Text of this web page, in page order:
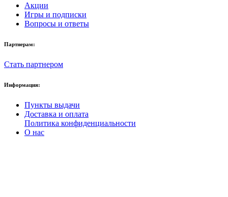
Акции
Игры и подписки
Вопросы и ответы
Партнерам:
Стать партнером
Информация:
Пункты выдачи
Доставка и оплата
Политика конфиденциальности
О нас